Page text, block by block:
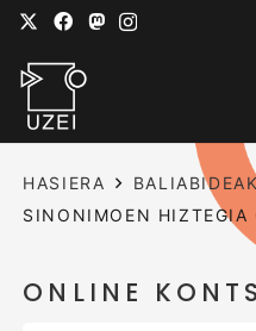
HASIERA
SINONIMOEN HIZTEGIA
ONLINE